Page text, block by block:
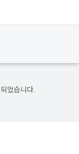
었습니다.